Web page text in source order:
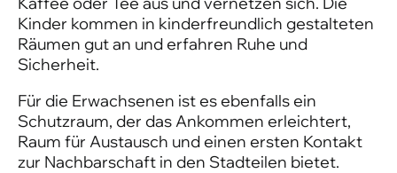
Kinder kommen in kinderfreundlich gestalteten
Räumen gut an und erfahren Ruhe und
Sicherheit.
Für die Erwachsenen ist es ebenfalls ein
Schutzraum, der das Ankommen erleichtert,
Raum für Austausch und einen ersten Kontakt
zur Nachbarschaft in den Stadteilen bietet.